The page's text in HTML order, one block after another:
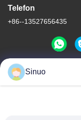
Telefon
+86--13527656435
Sinuo